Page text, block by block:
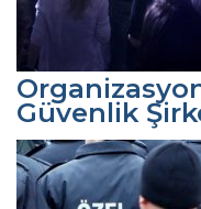
Güvenlik